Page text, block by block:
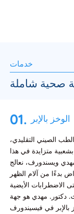
خدمات
صحية شاملة
01. الوخز بالإبر
الصيني التقليدي،
بشعبية متزايدة في هذا
ويسندورف، نعالج
بدءًا من آلام الظهر
الاضطرابات الأيضية
دكتور. مهدي هو جهة
بالإبر في فيسيندورف